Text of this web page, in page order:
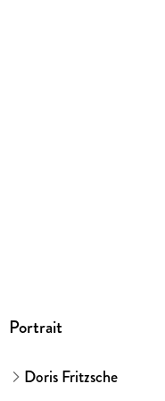
Portrait
Doris Fritzsche